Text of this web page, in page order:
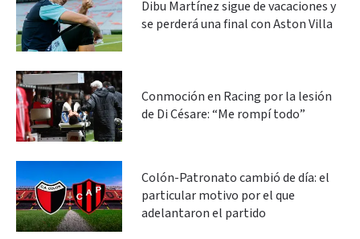
Dibu Martínez sigue de vacaciones y
se perderá una final con Aston Villa
Conmoción en Racing por la lesión
de Di Césare: “Me rompí todo”
Colón-Patronato cambió de día: el
particular motivo por el que
adelantaron el partido